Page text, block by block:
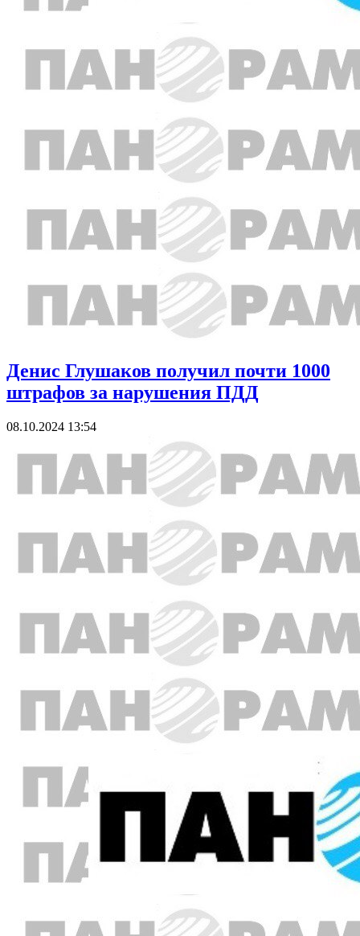
Денис Глушаков получил почти 1000
штрафов за нарушения ПДД
08.10.2024 13:54